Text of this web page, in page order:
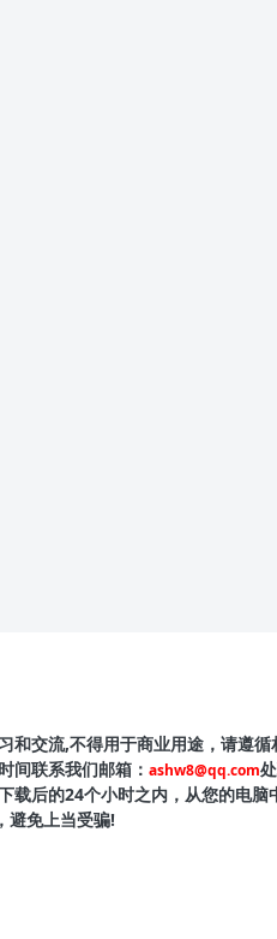
主题截图
和交流,不得用于商业用途，请遵循
间联系我们邮箱： ashw8@qq.com
载后的24个小时之内，从您的电脑
避免上当受骗!